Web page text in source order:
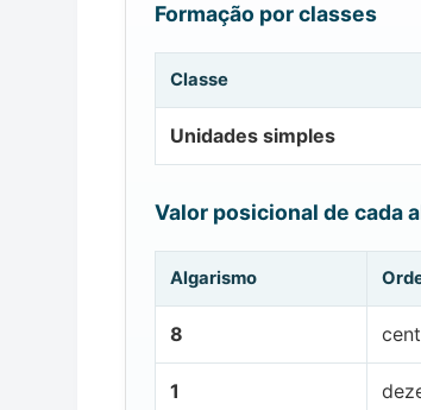
Formação por classes
Classe
Unidades simples
Valor posicional de cada
Algarismo
8
1